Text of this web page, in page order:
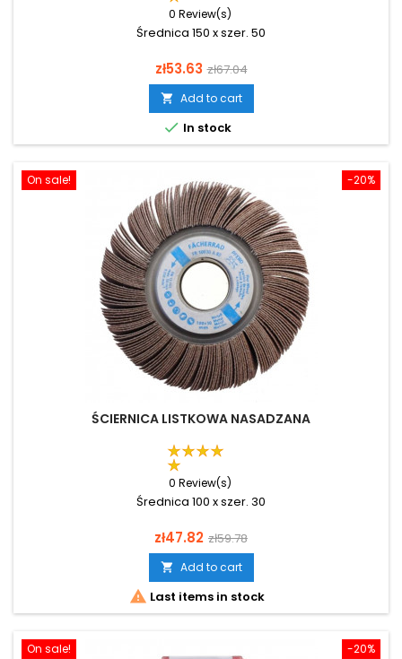
0 Review(s)
Średnica 150 x szer. 50
Price
zł53.63 Regular
price
zł67.04
 Add to cart
 In stock
-20%
On sale!
ŚCIERNICA LISTKOWA NASADZANA
0 Review(s)
Średnica 100 x szer. 30
Price
zł47.82 Regular
price
zł59.78
 Add to cart
 Last items in stock
-20%
On sale!